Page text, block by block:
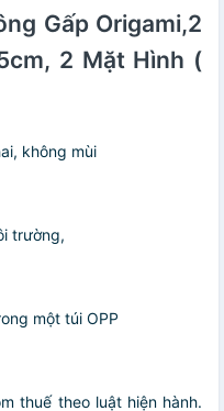
Gấp Origami,2
2 Mặt Hình (
không mùi
trường,
một túi OPP
thuế theo luật hiện hành.